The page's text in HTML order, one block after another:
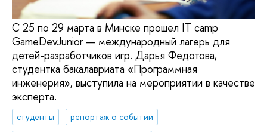
С 25 по 29 марта в Минске прошел IT camp
GameDevJunior — международный лагерь для
детей-разработчиков игр. Дарья Федотова,
студентка бакалавриата «Программная
инженерия», выступила на мероприятии в качестве
эксперта.
студенты
репортаж о событии